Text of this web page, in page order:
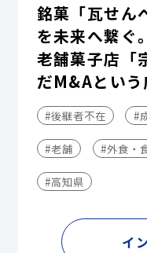
銘菓「瓦せん
を未来へ繋ぐ。
老舗菓子店「
だM&Aとい
#後継者不在 #
#老舗 #外食・
#高知県
イ